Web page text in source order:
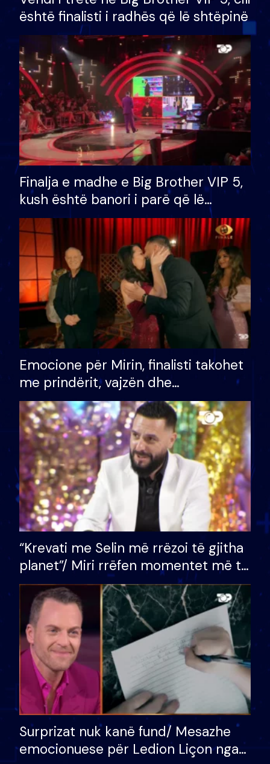
është finalisti i radhës që lë shtëpinë
Finalja e madhe e Big Brother VIP 5,
kush është banori i parë që lë
shtëpinë dhe humb mundësinë për
të fituar çmimin e madh
Emocione për Mirin, finalisti takohet
me prindërit, vajzën dhe
bashkëshorten: S’kemi ndonjë letër
divorci apo jo?
“Krevati me Selin më rrëzoi të gjitha
planet”/ Miri rrëfen momentet më të
bukura në shtëpinë e BB VIP: Do më
mungojë zilja e mëngjesit kur…
Surprizat nuk kanë fund/ Mesazhe
emocionuese për Ledion Liçon nga